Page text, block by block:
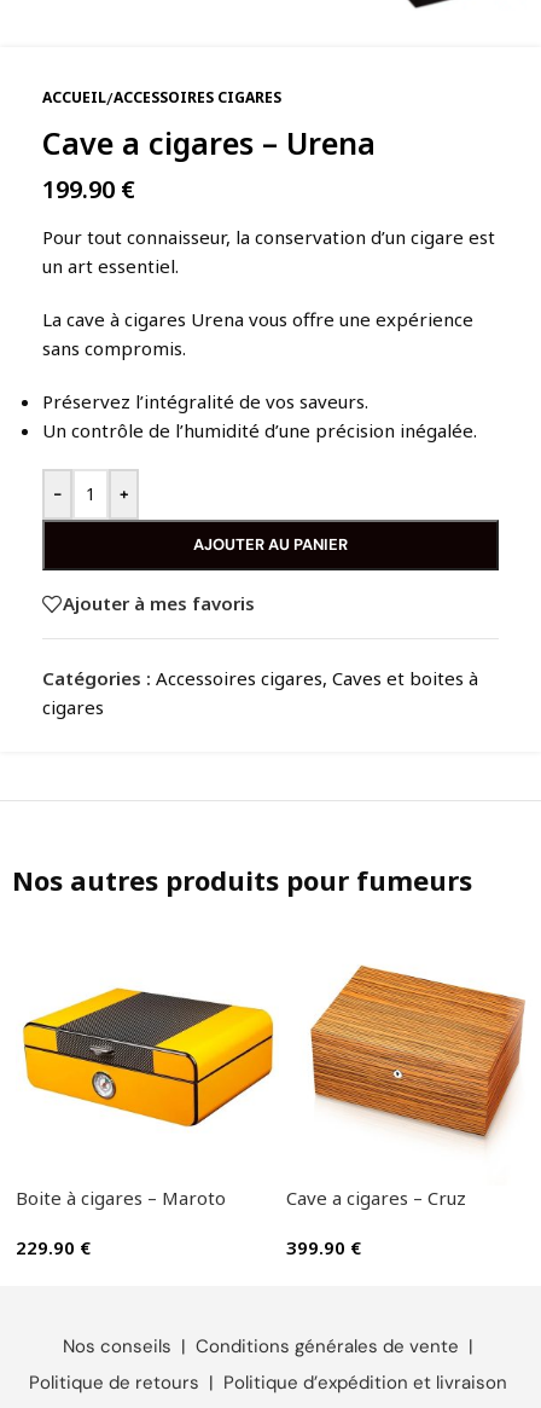
ACCUEIL/ACCESSOIRES CIGARES
Cave a cigares – Urena
199.90 €
Pour tout connaisseur, la conservation d’un cigare est
un art essentiel.
La cave à cigares Urena vous offre une expérience
sans compromis.
Préservez l’intégralité de vos saveurs.
Un contrôle de l’humidité d’une précision inégalée.
- +
AJOUTER AU PANIER
Ajouter à mes favoris
Catégories : Accessoires cigares, Caves et boites à
cigares
Nos autres produits pour fumeurs
Boite à cigares – Maroto
229.90 €
Cave a cigares – Cruz
399.90 €
Nos conseils | Conditions générales de vente |
Politique de retours | Politique d’expédition et livraison